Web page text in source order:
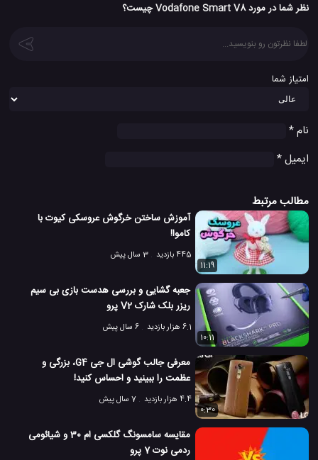
نظر شما در مورد Vodafone Smart V8 چیست؟
امتیاز شما
نام*
ایمیل*
مطالب مرتبط
آموزش ساختن خرگوش عروسکی کیوت با
کاموا!
445 بازدید
3 سال پیش
11:19
جعبه گشایی و بررسی هدست بازی بی سیم
ریزر بلک شارک V2 پرو
6.1 هزار بازدید
6 سال پیش
10:11
معرفی جالب گوشی ال جی G4، بزرگی و
عظمت را ببینید و احساس کنید!
4.4 هزار بازدید
7 سال پیش
0:30
مقایسه سامسونگ گلکسی ام 30 و شیائومی
ردمی نوت 7 پرو